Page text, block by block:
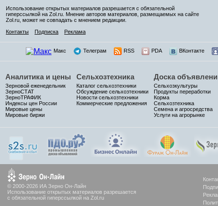
Использование открытых материалов разрешается с обязательной
гиперссылкой на Zol.ru. Мнение авторов материалов, размещаемых на сайте
Zol.ru, может не совпадать с мнением редакции.
Контакты
Подписка Реклама
Макс Телеграм RSS PDA ВКонтакте
Аналитика и цены
Зерновой еженедельник
ЗерноСТАТ
ЗерноТРАФИК
Индексы цен России
Мировые цены
Мировые биржи
Сельхозтехника
Каталог сельхозтехники
Обсуждение сельхозтехники
Новости сельхозтехники
Коммерческие предложения
Доска
Сельхозкультуры
Продукты переработки
Корма
Сельхозтехника
Семена и агросредства
Услуги на агрорынке
© 2000-2026 ИА Зерно Он-Лайн
Использование открытых материалов разрешается
с обязательной гиперссылкой на Zol.ru